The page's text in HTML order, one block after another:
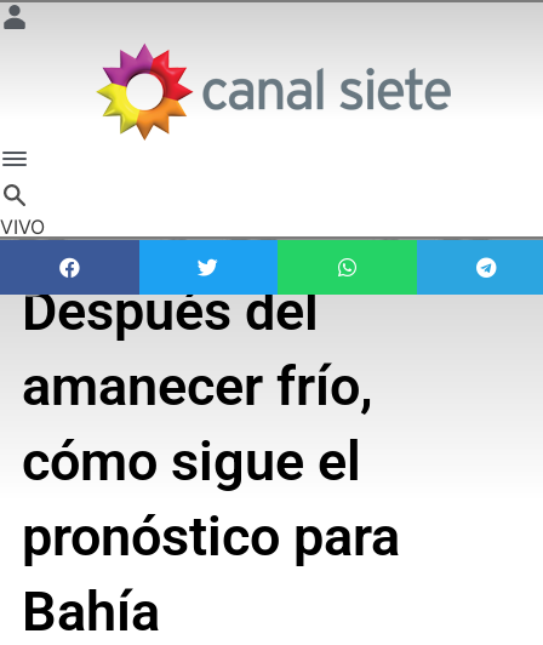
VIVO
Después del
amanecer frío,
cómo sigue el
pronóstico para
Bahía